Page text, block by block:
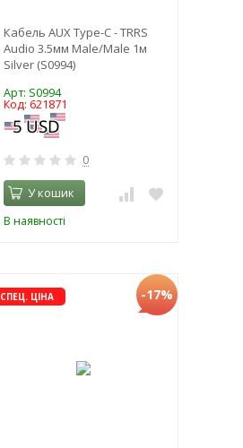
Кабель AUX Type-C - TRRS
Audio 3.5мм Male/Male 1м
Silver (S0994)
Арт: S0994
Код: 621871
0
У кошик
В наявності
СПЕЦ. ЦІНА -17%